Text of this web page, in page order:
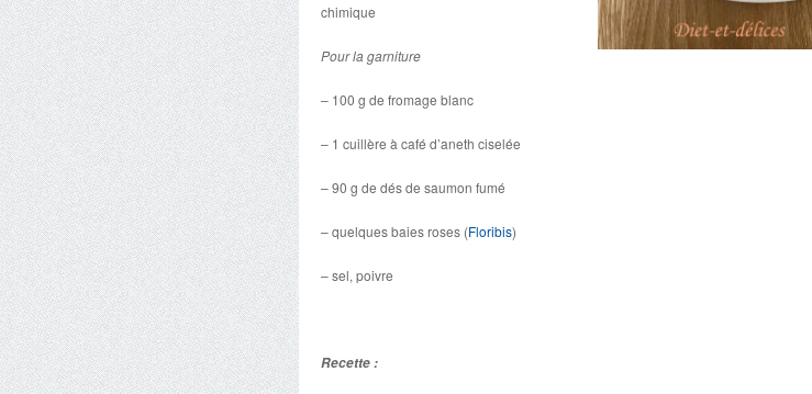
chimique
Pour la garniture
– 100 g de fromage blanc
– 1 cuillère à café d’aneth ciselée
– 90 g de dés de saumon fumé
– quelques baies roses (Floribis)
– sel, poivre
Recette :